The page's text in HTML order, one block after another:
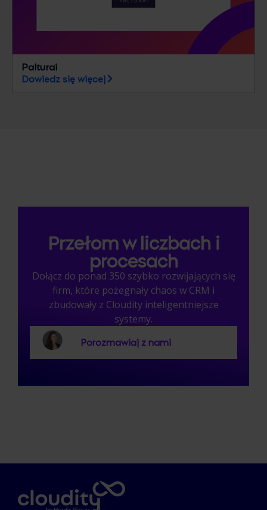
Palturai
Dowiedz się więcej
Przełom w liczbach i
procesach
Dołącz do ponad 350 szybko rozwijających się
firm, które pożegnały chaos w CRM i
zbudowały z Cloudity inteligentniejsze
systemy.
Porozmawiaj z nami